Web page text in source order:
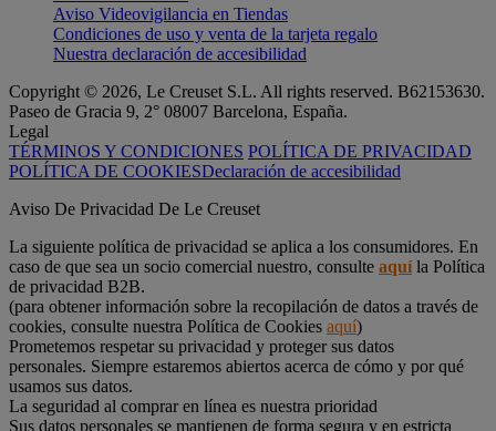
Aviso Videovigilancia en Tiendas
Condiciones de uso y venta de la tarjeta regalo
Nuestra declaración de accesibilidad
Copyright © 2026, Le Creuset S.L. All rights reserved. B62153630.
Paseo de Gracia 9, 2° 08007 Barcelona, España.
Legal
TÉRMINOS Y CONDICIONES POLÍTICA DE PRIVACIDAD
POLÍTICA DE COOKIESDeclaración de accesibilidad
Aviso De Privacidad De Le Creuset
La siguiente política de privacidad se aplica a los consumidores. En
caso de que sea un socio comercial nuestro, consulte aquíla Política
de privacidad B2B.
(para obtener información sobre la recopilación de datos a través de
cookies, consulte nuestra Política de Cookies aquí)
Prometemos respetar su privacidad y proteger sus datos
personales. Siempre estaremos abiertos acerca de cómo y por qué
usamos sus datos.
La seguridad al comprar en línea es nuestra prioridad
Sus datos personales se mantienen de forma segura y en estricta